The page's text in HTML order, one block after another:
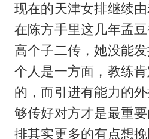
现在的天津女排继续
在陈方手里这几年孟
高个子二传，她没能
个人是一方面，教练
的，而引进有能力的
够传好对方才是最重
排其实更多的有点想